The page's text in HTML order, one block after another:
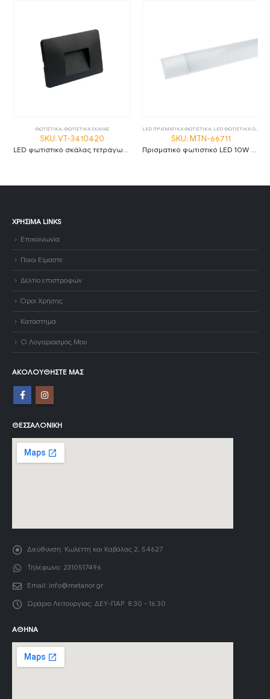
ΦΩΤΙΣΤΙΚΑΦΩΤΙΣΤΙΚΑ, ΦΩΤΙΣΤΙΚΑ ΣΚΑΛΑΣ
SKU: VT-3410420
LED φωτιστικό σκάλας τετράγωνο 3W 3000K θερμό λευκό με μαύρο σώμα IP65
LED ΠΡΙΣΜΑΤΙΚΑ ΦΩΤΙΣΤΙΚΑ, LED ΦΩΤΙΣΤΙΚΑ ΟΡΟΦΗΣ
SKU: MTN-66711
ΧΡΉΣΙΜΑ LINKS
Επικοινωνία
Ποιοι Είμαστε
Δελτίο επιστροφών
Όροι Χρήσης
Κατάστημα
Ο Λογαριασμός Μου
ΑΚΟΛΟΥΘΉΣΤΕ ΜΑΣ
ΘΕΣΣΑΛΟΝΊΚΗ
Διεύθυνση: Κωλέττη και Καβάλας 2, 54627
Τηλέφωνο: 2310517496
Email: info@metanor.gr
Ωράριο Λειτουργίας: ΔΕΥ-ΠΑΡ: 8:30 - 16:30
ΑΘΉΝΑ